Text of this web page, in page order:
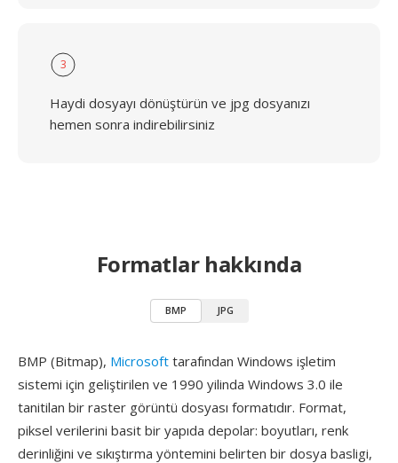
3
Haydi dosyayı dönüştürün ve jpg dosyanızı
hemen sonra indirebilirsiniz
Formatlar hakkında
BMP JPG
BMP (Bitmap), Microsoft tarafından Windows işletim
sistemi için geliştirilen ve 1990 yilinda Windows 3.0 ile
tanitilan bir raster görüntü dosyası formatıdır. Format,
piksel verilerini basit bir yapıda depolar: boyutları, renk
derinliğini ve sıkıştırma yöntemini belirten bir dosya basligi,